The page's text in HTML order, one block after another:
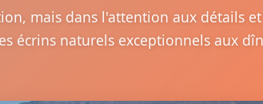
mais dans l'attention aux détails
écrins naturels exceptionnels aux